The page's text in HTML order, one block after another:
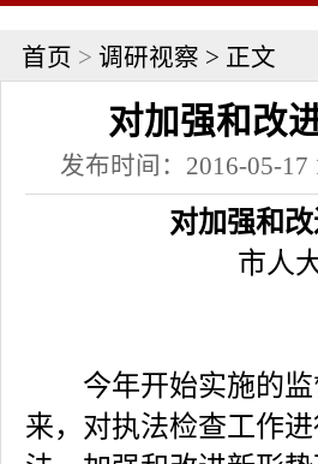
首页 > 调研视察 > 正文
对加强和改
发布时间：2016-05-
对加强和
市人
今年开始实施的监
来，对执法检查工作